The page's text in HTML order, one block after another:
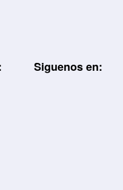
Siguenos en: